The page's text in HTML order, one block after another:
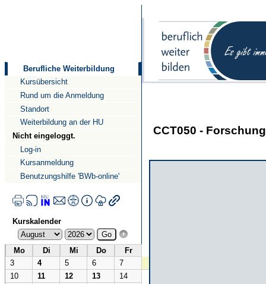
Berufliche Weiterbildung
Kursübersicht
Rund um die Anmeldung
Standort
Weiterbildung an der HU
Nicht eingeloggt.
Log-in
Kursanmeldung
Benutzungshilfe 'BWb-online'
Kurskalender
Mo Di Mi Do
Fr
3
4 5 6
7
10
11 12 13
14
CCT050 -